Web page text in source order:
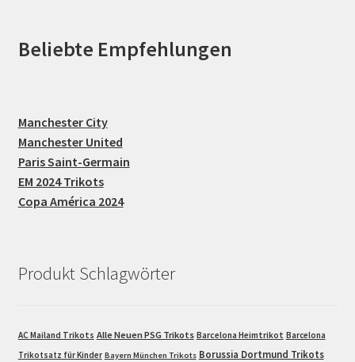
Beliebte Empfehlungen
Manchester City
Manchester United
Paris Saint-Germain
EM 2024 Trikots
Copa América 2024
Produkt Schlagwörter
AC Mailand Trikots Alle Neuen PSG Trikots Barcelona Heimtrikot Barcelona
Trikotsatz für Kinder Bayern München Trikots Borussia Dortmund Trikots